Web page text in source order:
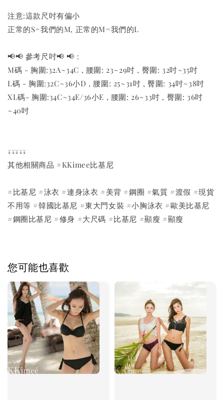
注意:這款尺吋有偏小
正常的S=我們的M, 正常的M=我們的L
📢📢 參考尺吋📢 📢 :
M碼 - 胸圍:32A~34C , 腰圍: 23~29吋 , 臀圍: 32吋~35吋
L碼 - 胸圍:32C~36小D , 腰圍: 25~31吋 , 臀圍: 34吋~38吋
XL碼- 胸圍:34C~34E/36小E , 腰圍: 26~33吋 , 臀圍: 36吋
~40吋
↓↓↓↓↓
其他相關商品 #KKimee比基尼
#比基尼 #泳衣 #連身泳衣 #美背 #鋼圈 #氣質 #渡假 #現貨
不用等 #韓國比基尼 #東大門女裝 #小胸泳衣 #歐美比基尼
#鋼圈比基尼 #修身 #大尺碼 #比基尼 #顯瘦 #顯瘦
您可能也喜歡